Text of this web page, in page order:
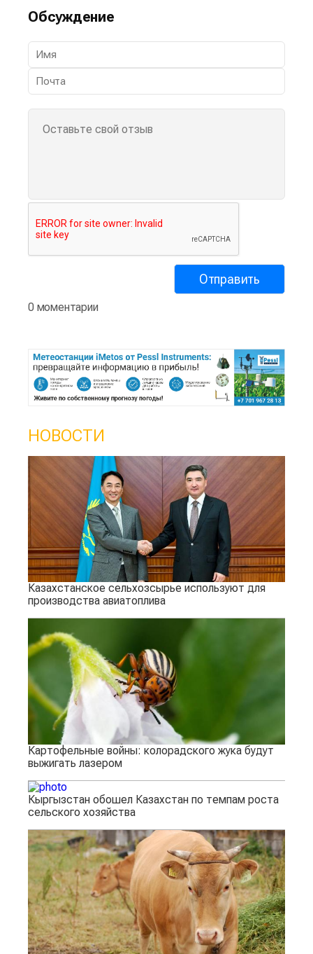
Обсуждение
0 моментарии
НОВОСТИ
Казахстанское сельхозсырье используют для
производства авиатоплива
Картофельные войны: колорадского жука будут
выжигать лазером
Кыргызстан обошел Казахстан по темпам роста
сельского хозяйства